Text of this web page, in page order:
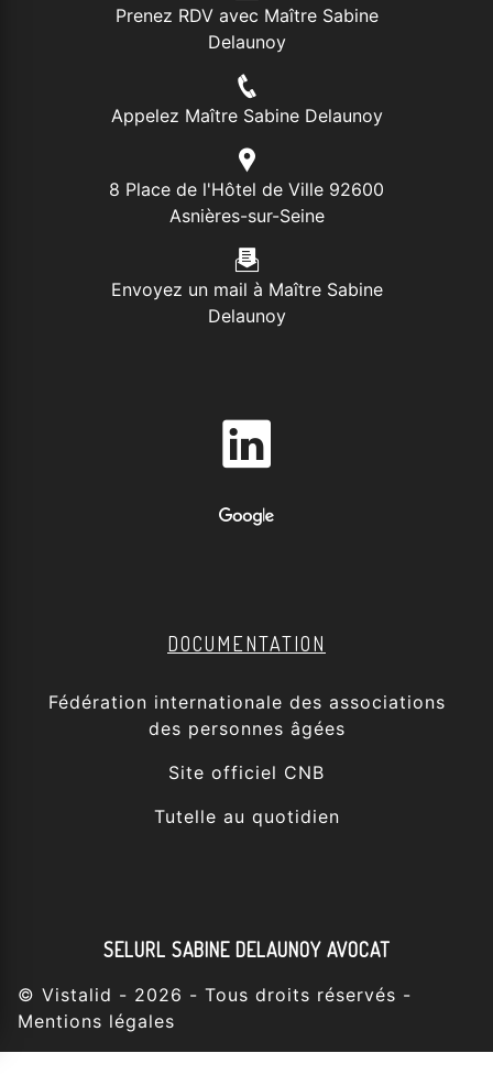
Prenez RDV avec Maître Sabine
Delaunoy
Appelez Maître Sabine Delaunoy
8 Place de l'Hôtel de Ville 92600
Asnières-sur-Seine
Envoyez un mail à Maître Sabine
Delaunoy
DOCUMENTATION
Fédération internationale des associations
des personnes âgées
Site officiel CNB
Tutelle au quotidien
SELURL SABINE DELAUNOY AVOCAT
© Vistalid - 2026 - Tous droits réservés -
Mentions légales